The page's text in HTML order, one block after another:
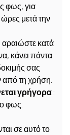
φως, για
μετά την
αραιώστε κατά
κάνει πάντα
σας
από τη χρήση.
γρήγορα:
φως.
σε αυτό το